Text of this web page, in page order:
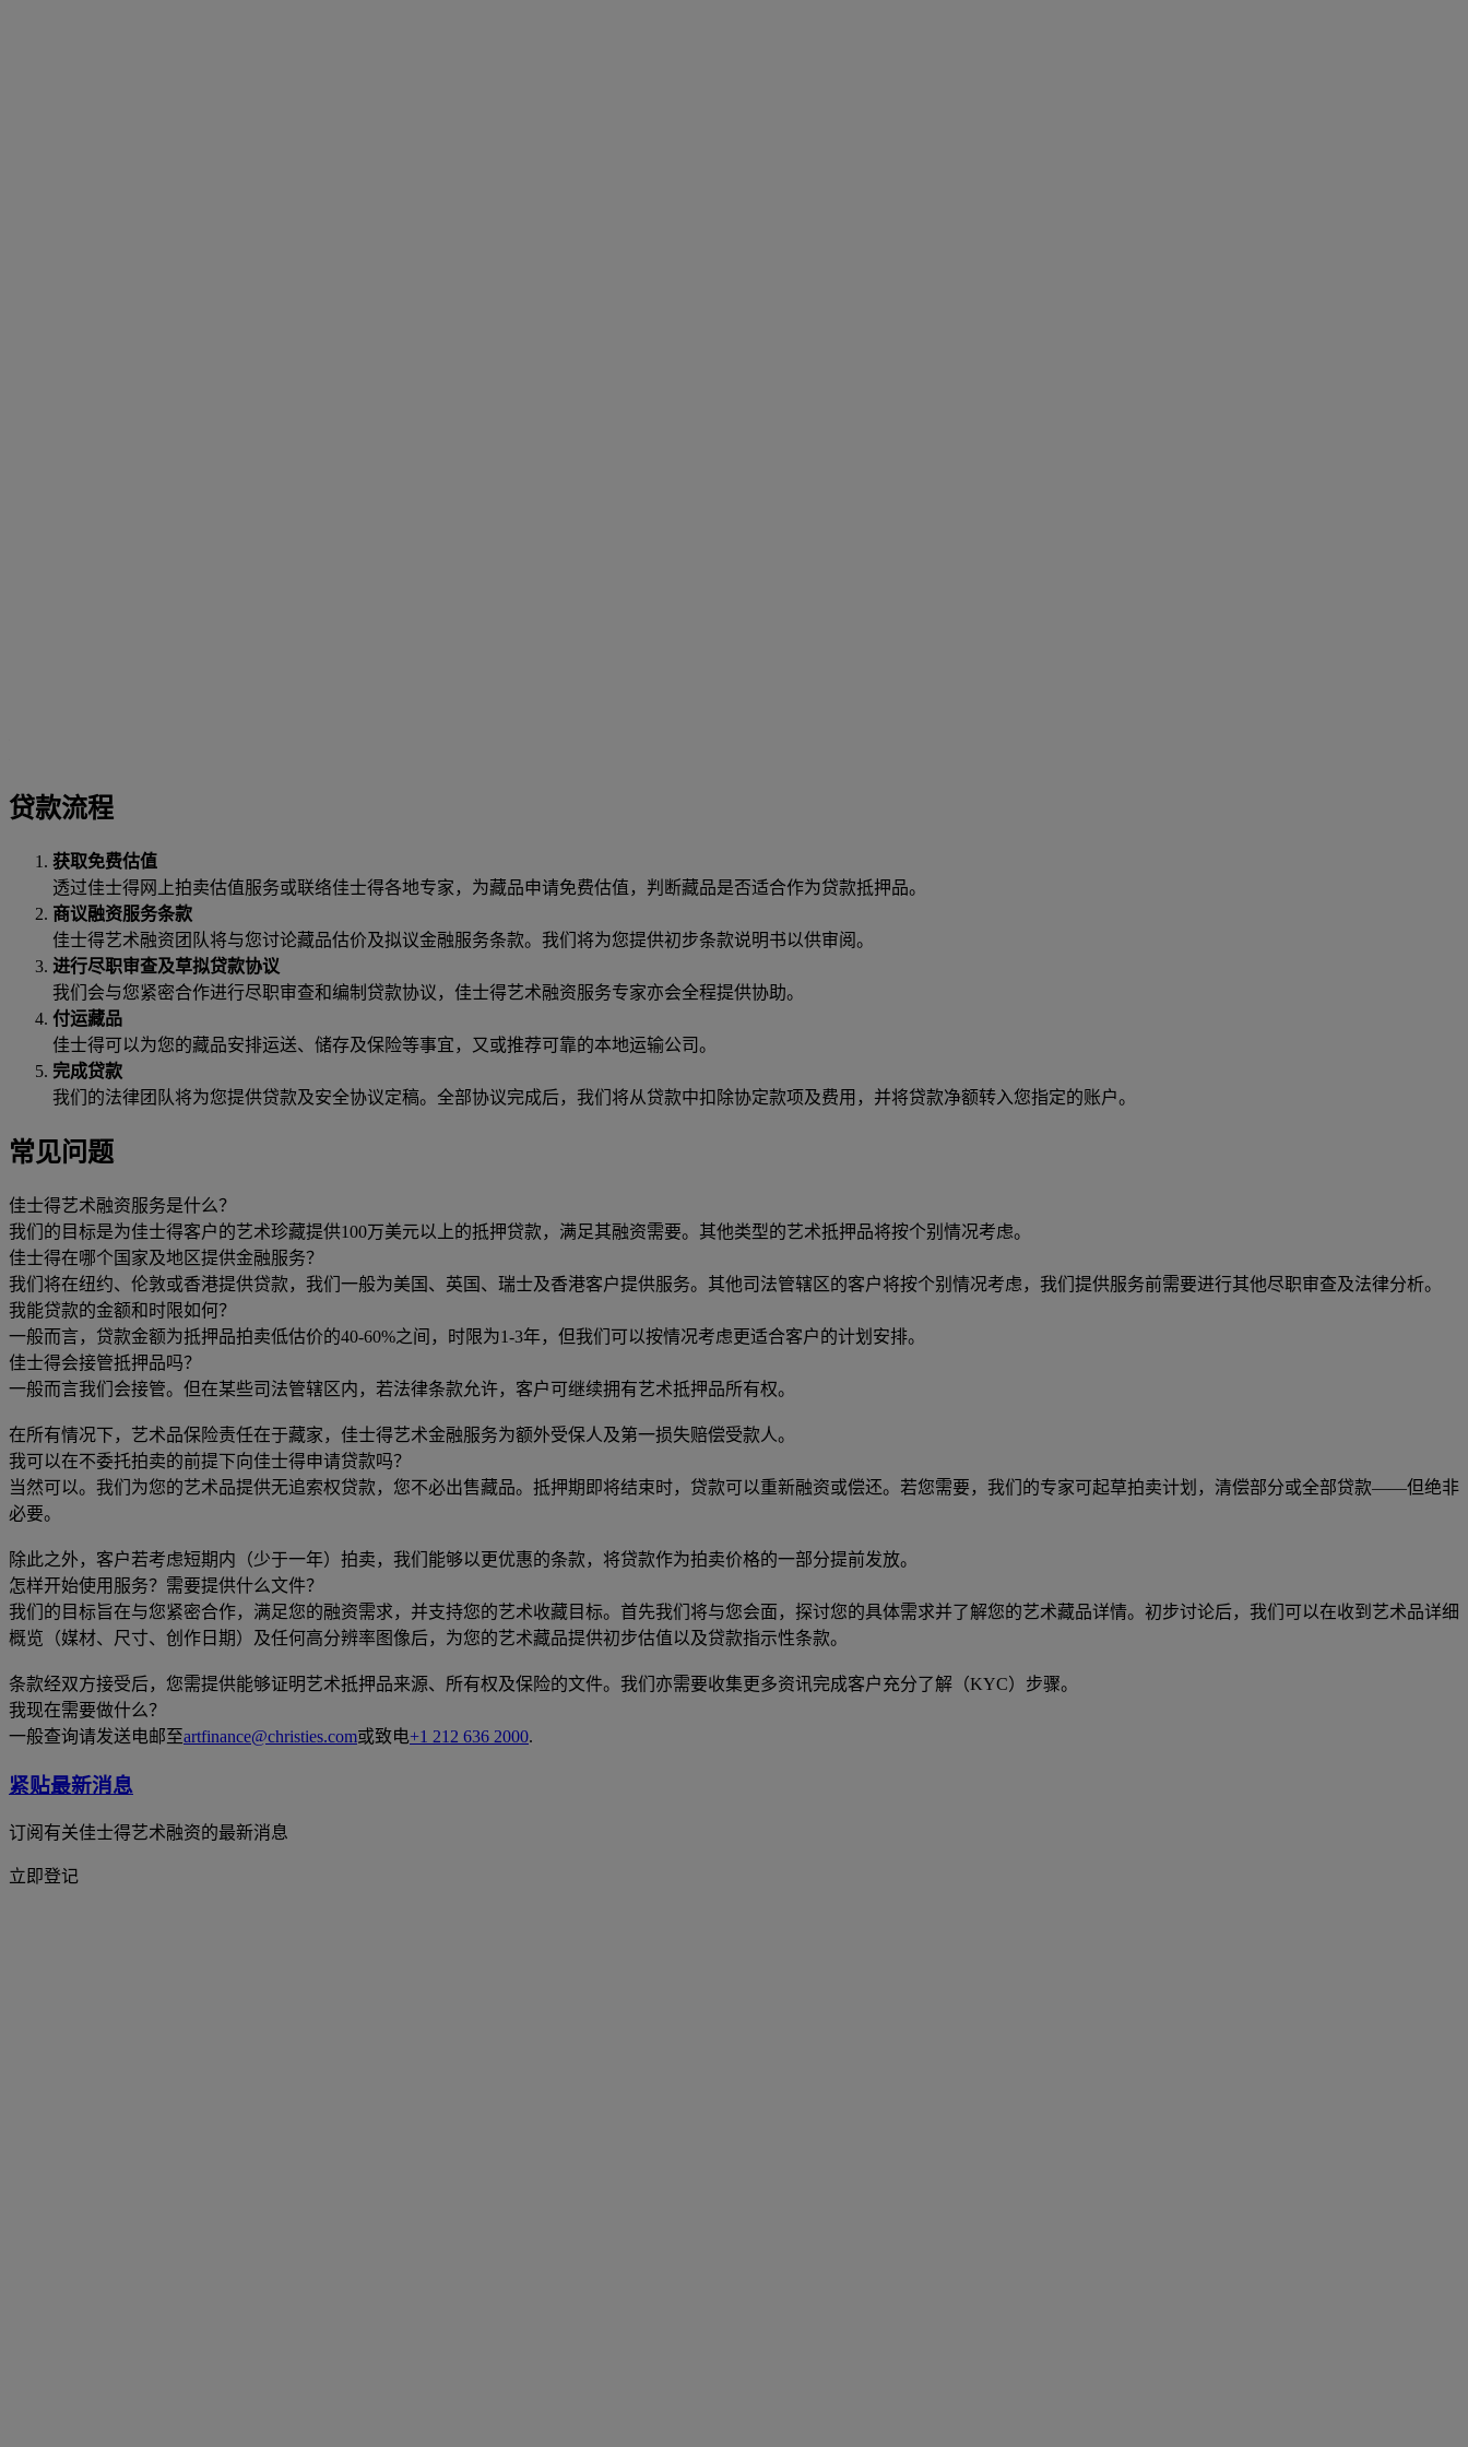
贷款流程
获取免费估值
透过佳士得网上拍卖估值服务或联络佳士得各地专家，为藏品申请免费估值，判断藏品是否适合作为贷款抵押品。
商议融资服务条款
佳士得艺术融资团队将与您讨论藏品估价及拟议金融服务条款。我们将为您提供初步条款说明书以供审阅。
进行尽职审查及草拟贷款协议
我们会与您紧密合作进行尽职审查和编制贷款协议，佳士得艺术融资服务专家亦会全程提供协助。
付运藏品
佳士得可以为您的藏品安排运送、储存及保险等事宜，又或推荐可靠的本地运输公司。
完成贷款
我们的法律团队将为您提供贷款及安全协议定稿。全部协议完成后，我们将从贷款中扣除协定款项及费用，并将贷款净额转入您指定的账户。
常见问题
佳士得艺术融资服务是什么？
我们的目标是为佳士得客户的艺术珍藏提供100万美元以上的抵押贷款，满足其融资需要。其他类型的艺术抵押品将按个别情况考虑。
佳士得在哪个国家及地区提供金融服务？
我们将在纽约、伦敦或香港提供贷款，我们一般为美国、英国、瑞士及香港客户提供服务。其他司法管辖区的客户将按个别情况考虑，我们提供服务前需要进行其他尽职审查及法律分析。
我能贷款的金额和时限如何？
一般而言，贷款金额为抵押品拍卖低估价的40-60%之间，时限为1-3年，但我们可以按情况考虑更适合客户的计划安排。
佳士得会接管抵押品吗？
一般而言我们会接管。但在某些司法管辖区内，若法律条款允许，客户可继续拥有艺术抵押品所有权。
在所有情况下，艺术品保险责任在于藏家，佳士得艺术金融服务为额外受保人及第一损失赔偿受款人。
我可以在不委托拍卖的前提下向佳士得申请贷款吗？
当然可以。我们为您的艺术品提供无追索权贷款，您不必出售藏品。抵押期即将结束时，贷款可以重新融资或偿还。若您需要，我们的专家可起草拍卖计划，清偿部分或全部贷款——但绝非
必要。
除此之外，客户若考虑短期内（少于一年）拍卖，我们能够以更优惠的条款，将贷款作为拍卖价格的一部分提前发放。
怎样开始使用服务？需要提供什么文件？
我们的目标旨在与您紧密合作，满足您的融资需求，并支持您的艺术收藏目标。首先我们将与您会面，探讨您的具体需求并了解您的艺术藏品详情。初步讨论后，我们可以在收到艺术品详细
概览（媒材、尺寸、创作日期）及任何高分辨率图像后，为您的艺术藏品提供初步估值以及贷款指示性条款。
条款经双方接受后，您需提供能够证明艺术抵押品来源、所有权及保险的文件。我们亦需要收集更多资讯完成客户充分了解（KYC）步骤。
我现在需要做什么？
一般查询请发送电邮至artfinance@christies.com或致电+1 212 636 2000.
紧贴最新消息
订阅有关佳士得艺术融资的最新消息
立即登记